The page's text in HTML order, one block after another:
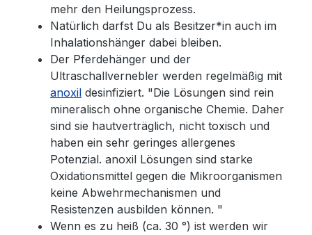
mehr den Heilungsprozess.
Natürlich darfst Du als Besitzer*in auch im
Inhalationshänger dabei bleiben.
Der Pferdehänger und der
Ultraschallvernebler werden regelmäßig mit
anoxil desinfiziert. "Die Lösungen sind rein
mineralisch ohne organische Chemie. Daher
sind sie hautverträglich, nicht toxisch und
haben ein sehr geringes allergenes
Potenzial. anoxil Lösungen sind starke
Oxidationsmittel gegen die Mikroorganismen
keine Abwehrmechanismen und
Resistenzen ausbilden können. "
Wenn es zu heiß (ca. 30 °) ist werden wir